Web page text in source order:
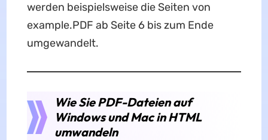
werden beispielsweise die Seiten von
example.PDF ab Seite 6 bis zum Ende
umgewandelt.
Wie Sie PDF-Dateien auf
Windows und Mac in HTML
umwandeln